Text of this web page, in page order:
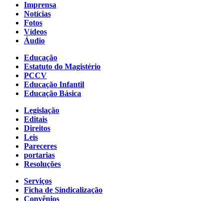
Imprensa
Notícias
Fotos
Vídeos
Áudio
Educação
Estatuto do Magistério
PCCV
Educação Infantil
Educação Básica
Legislação
Editais
Direitos
Leis
Pareceres
portarias
Resoluções
Serviços
Ficha de Sindicalização
Convênios